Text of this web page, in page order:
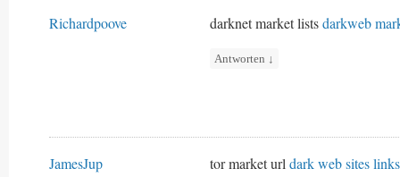
Richardpoove darknet market listsdarkweb
Antworten ↓
JamesJup tor market urldark web sites links